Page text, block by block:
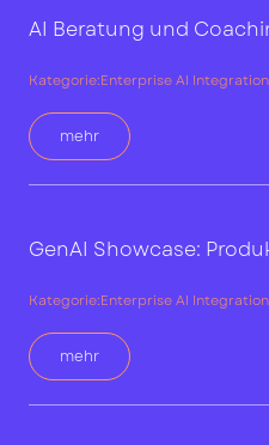
AI Beratung und
Kategorie:Enterprise AI Integration
mehr
GenAI Showcase:
Kategorie:Enterprise AI Integration
mehr